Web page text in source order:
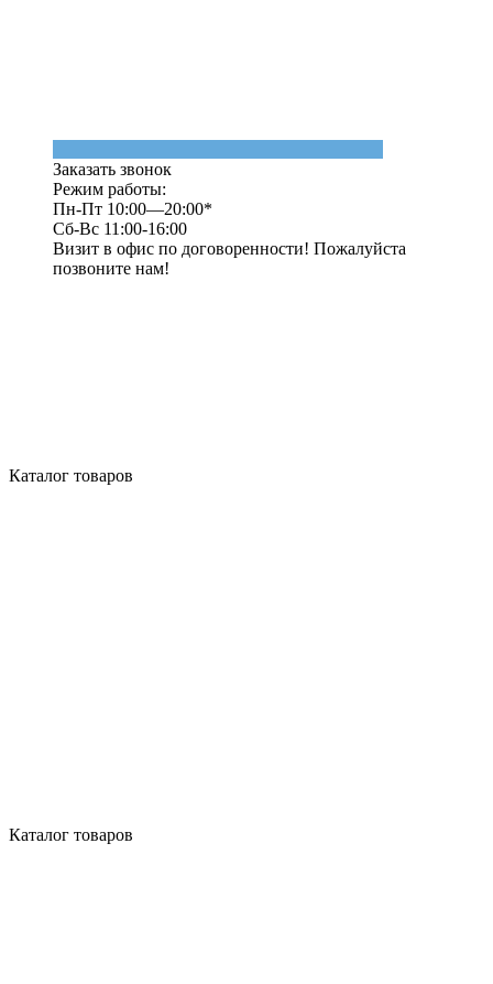
Заказать звонок
Режим работы:
Пн-Пт 10:00—20:00*
Сб-Вс 11:00-16:00
Визит в офис по договоренности! Пожалуйста
позвоните нам!
Каталог товаров
Каталог товаров